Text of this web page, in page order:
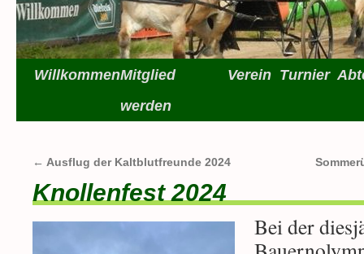
WillkommenMitglied
werden
Verein Turnier
← Ausflug der Kaltblutfreunde 2024
Knollenfest 2024
Bei der